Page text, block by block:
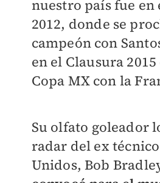
nuestro país fue en
2012, donde se
campeón con
en el Clausura
Copa MX con la
Su olfato goleador
radar del ex
Unidos, Bob